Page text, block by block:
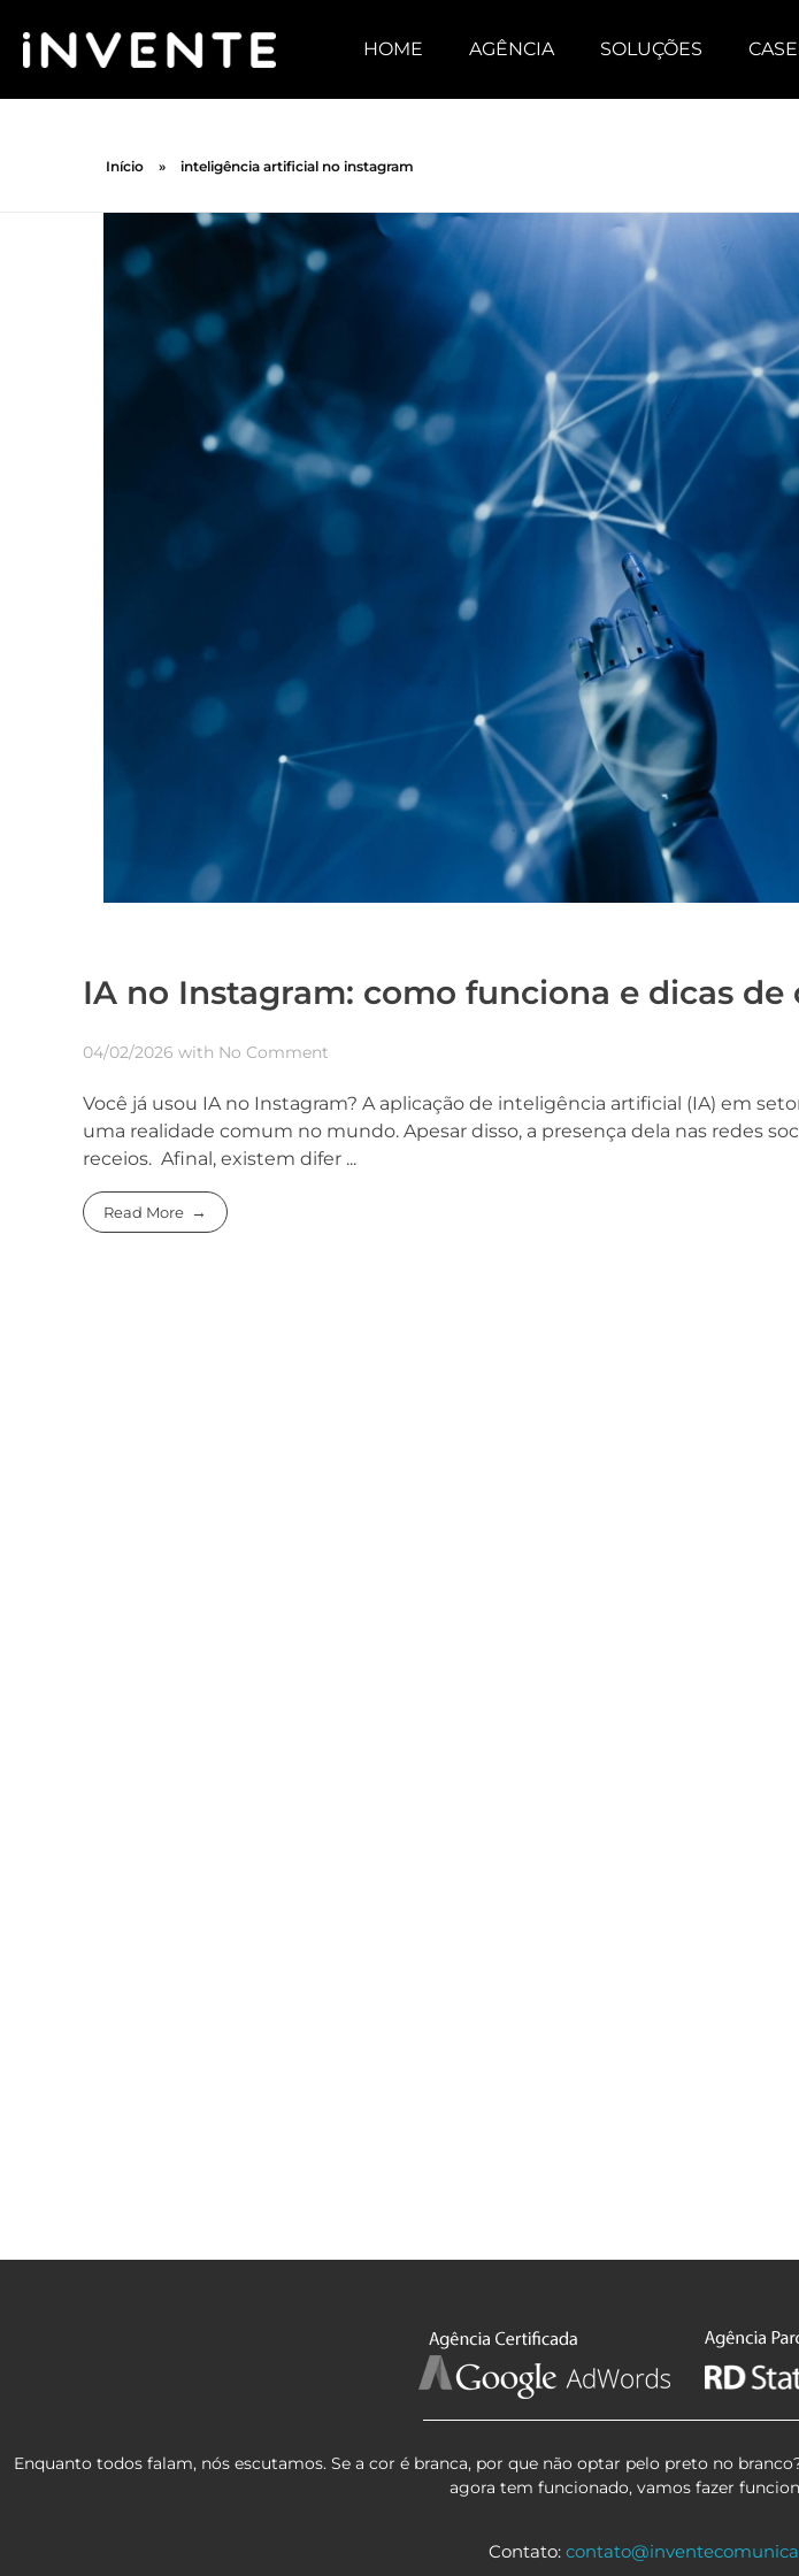
HOME AGÊNCIA SOLUÇÕES
Início » inteligência artificial no instagram
IA no Instagram: como funciona e dicas de
04/02/2026 with No Comment
Você já usou IA no Instagram? A aplicação de inteligência artificial (IA) em
uma realidade comum no mundo. Apesar disso, a presença dela nas redes
receios. Afinal, existem difer ...
Read More
Enquanto todos falam, nós escutamos. Se a cor é branca, por que não optar pelo preto no
agora tem funcionado, vamos fazer
Contato: